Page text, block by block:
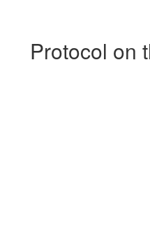
29. Protocol